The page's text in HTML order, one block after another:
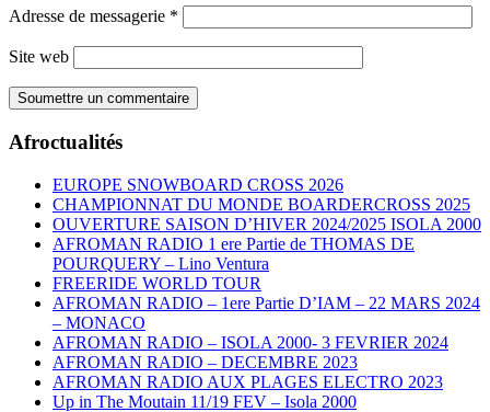
Adresse de messagerie *
Site web
Afroctualités
EUROPE SNOWBOARD CROSS 2026
CHAMPIONNAT DU MONDE BOARDERCROSS 2025
OUVERTURE SAISON D’HIVER 2024/2025 ISOLA 2000
AFROMAN RADIO 1 ere Partie de THOMAS DE
POURQUERY – Lino Ventura
FREERIDE WORLD TOUR
AFROMAN RADIO – 1ere Partie D’IAM – 22 MARS 2024
– MONACO
AFROMAN RADIO – ISOLA 2000- 3 FEVRIER 2024
AFROMAN RADIO – DECEMBRE 2023
AFROMAN RADIO AUX PLAGES ELECTRO 2023
Up in The Moutain 11/19 FEV – Isola 2000